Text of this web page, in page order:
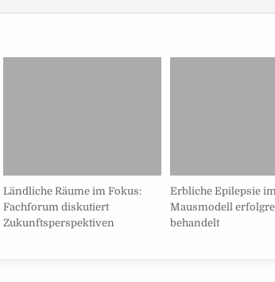
Ländliche Räume im Fokus:
Fachforum diskutiert
Zukunftsperspektiven
Erbliche Epilepsie
Mausmodell
behandelt